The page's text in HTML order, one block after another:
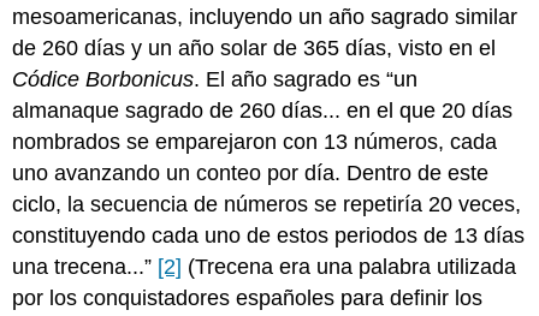
mesoamericanas, incluyendo un año sagrado similar
de 260 días y un año solar de 365 días, visto en el
Códice Borbonicus. El año sagrado es “un
almanaque sagrado de 260 días... en el que 20 días
nombrados se emparejaron con 13 números, cada
uno avanzando un conteo por día. Dentro de este
ciclo, la secuencia de números se repetiría 20 veces,
constituyendo cada uno de estos periodos de 13 días
una trecena...” [2] (Trecena era una palabra utilizada
por los conquistadores españoles para definir los